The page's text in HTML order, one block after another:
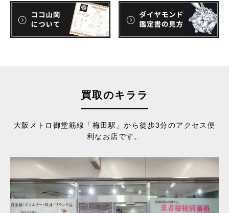
買取のキララ
大阪メトロ御堂筋線「梅田駅」から徒歩3分のアクセス便
利なお店です。